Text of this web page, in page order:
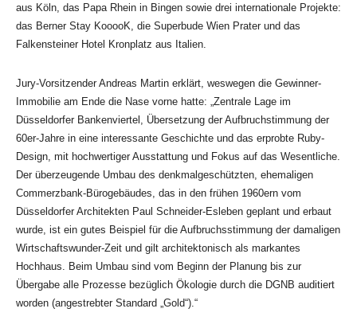
aus Köln, das Papa Rhein in Bingen sowie drei internationale Projekte:
das Berner Stay KooooK, die Superbude Wien Prater und das
Falkensteiner Hotel Kronplatz aus Italien.
Jury-Vorsitzender Andreas Martin erklärt, weswegen die Gewinner-
Immobilie am Ende die Nase vorne hatte: „Zentrale Lage im
Düsseldorfer Bankenviertel, Übersetzung der Aufbruchstimmung der
60er-Jahre in eine interessante Geschichte und das erprobte Ruby-
Design, mit hochwertiger Ausstattung und Fokus auf das Wesentliche.
Der überzeugende Umbau des denkmalgeschützten, ehemaligen
Commerzbank-Bürogebäudes, das in den frühen 1960ern vom
Düsseldorfer Architekten Paul Schneider-Esleben geplant und erbaut
wurde, ist ein gutes Beispiel für die Aufbruchsstimmung der damaligen
Wirtschaftswunder-Zeit und gilt architektonisch als markantes
Hochhaus. Beim Umbau sind vom Beginn der Planung bis zur
Übergabe alle Prozesse bezüglich Ökologie durch die DGNB auditiert
worden (angestrebter Standard „Gold“).“